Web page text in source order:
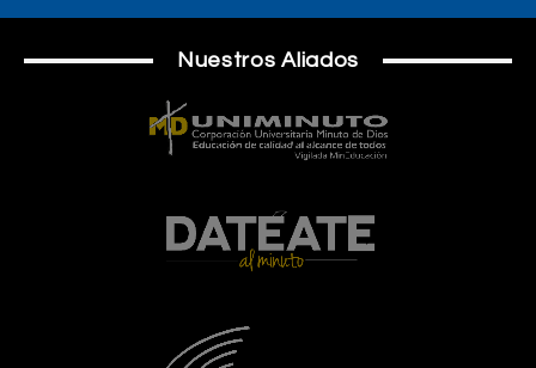
Nuestros Aliados